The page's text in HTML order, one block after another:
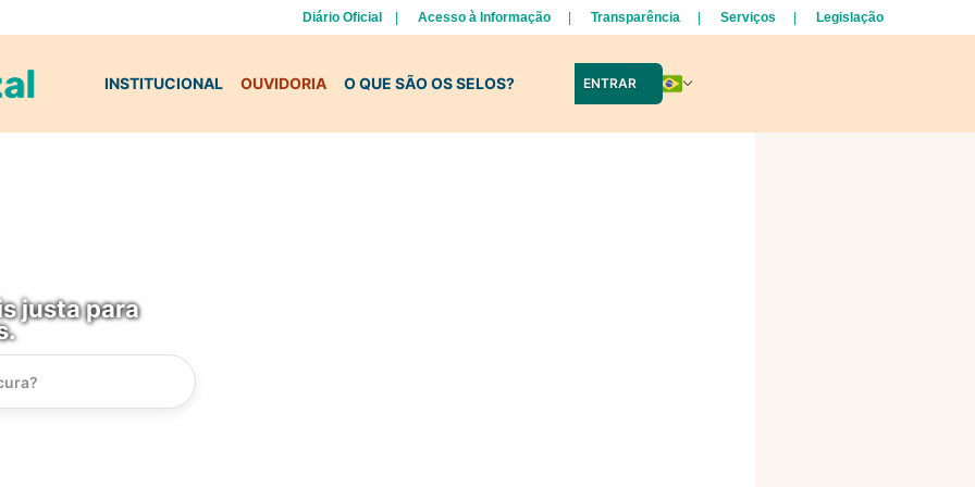
Diário Oficial Acesso à Informação Transparência Serviços Legislação
INSTITUCIONAL OUVIDORIA O QUE SÃO OS SELOS? ENTRAR
justa para